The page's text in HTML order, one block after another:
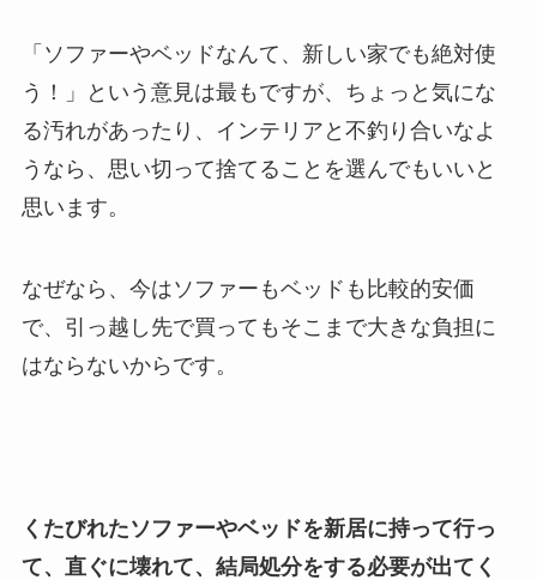
「ソファーやベッドなんて、新しい家でも絶対使
う！」という意見は最もですが、ちょっと気にな
る汚れがあったり、インテリアと不釣り合いなよ
うなら、思い切って捨てることを選んでもいいと
思います。
なぜなら、今はソファーもベッドも比較的安価
で、引っ越し先で買ってもそこまで大きな負担に
はならないからです。
くたびれたソファーやベッドを新居に持って行っ
て、直ぐに壊れて、結局処分をする必要が出てく